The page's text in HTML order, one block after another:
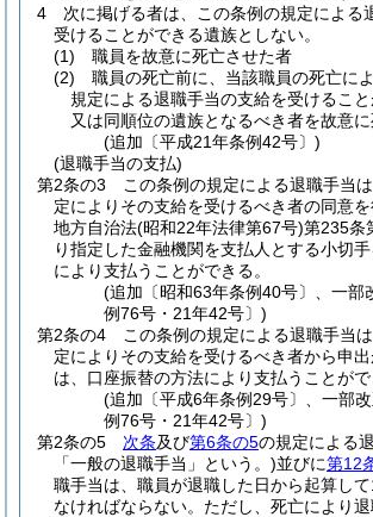
4
次に掲げる者は、この条例の規定による
受けることができる遺族としない。
(1)
職員を故意に死亡させた者
(2)
職員の死亡前に、当該職員の死亡に
規定による退職手当の支給を受けるこ
又は同順位の遺族となるべき者を故意
(追加〔平成21年条例42号〕)
(退職手当の支払)
第2条の3
この条例の規定による退職手当
定によりその支給を受けるべき者の同意を
地方自治法(昭和22年法律第67号)第235条
り指定した金融機関を支払人とする小切
により支払うことができる。
(追加〔昭和63年条例40号〕、一部
例76号・21年42号〕)
第2条の4
この条例の規定による退職手当
定によりその支給を受けるべき者から申
は、口座振替の方法により支払うことがで
(追加〔平成6年条例29号〕、一部
例76号・21年42号〕)
第2条の5
次条及び第6条の5の規定による
「一般の退職手当」という。)並びに第12
職手当は、職員が退職した日から起算し
なければならない。 ただし、死亡により